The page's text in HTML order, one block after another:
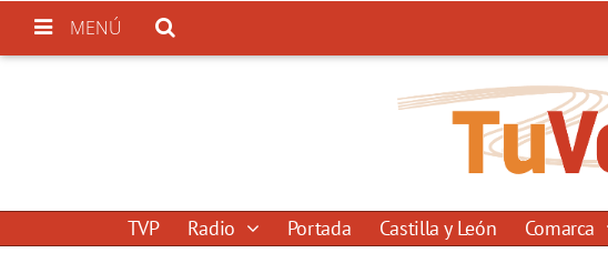
MENÚ
TVP Radio Portada Castilla y León Comarca